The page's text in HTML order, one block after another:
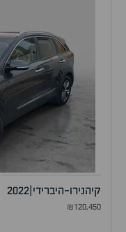
קיהנירו-היברידי 2022
₪120,450